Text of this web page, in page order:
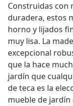
Construidas con
duradera, estos
horno y lijados
muy lisa. La
excepcional
que la hace
jardín que
de teca es la
mueble de